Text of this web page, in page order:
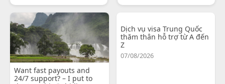
Want fast payouts and
24/7 support? – I put to
Dịch vụ visa Trung Quốc
thăm thân hỗ trợ từ A đến
Z
07/08/2026